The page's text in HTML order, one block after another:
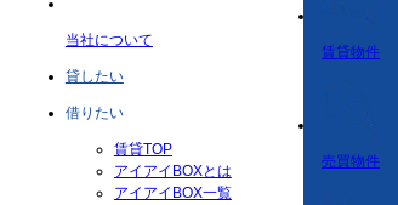
当社について
貸したい
借りたい
賃貸TOP
アイアイBOXとは
アイアイBOX一覧
賃貸物件
売買物件